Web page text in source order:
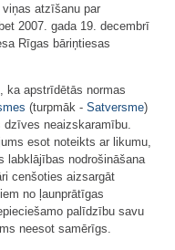
atzīšanu par
2007. gada 19. decembrī
Rīgas bāriņtiesas
ka apstrīdētās normas
(turpmāk - Satversme)
neaizskaramību.
esot noteikts ar likumu,
labklājības nodrošināšana
cenšoties aizsargāt
no ļaunprātīgas
palīdzību savu
neesot samērīgs.